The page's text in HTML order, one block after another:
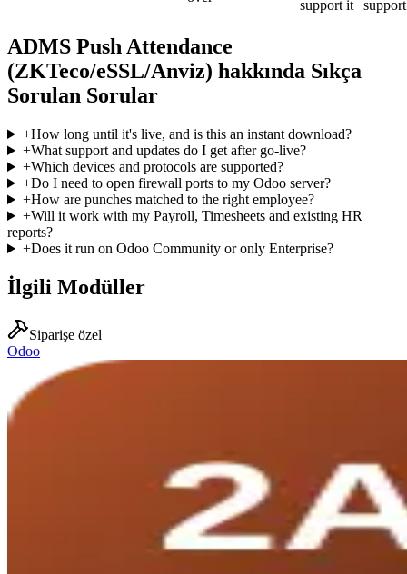
support it support
ADMS Push Attendance
(ZKTeco/eSSL/Anviz) hakkında Sıkça
Sorulan Sorular
+How long until it's live, and is this an instant download?
+What support and updates do I get after go-live?
+Which devices and protocols are supported?
+Do I need to open firewall ports to my Odoo server?
+How are punches matched to the right employee?
+Will it work with my Payroll, Timesheets and existing HR
reports?
+Does it run on Odoo Community or only Enterprise?
İlgili Modüller
Siparişe özel
Odoo